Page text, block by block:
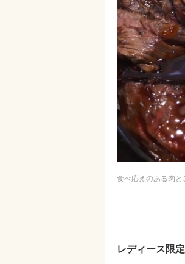
食べ応えのある肉と
レディース限